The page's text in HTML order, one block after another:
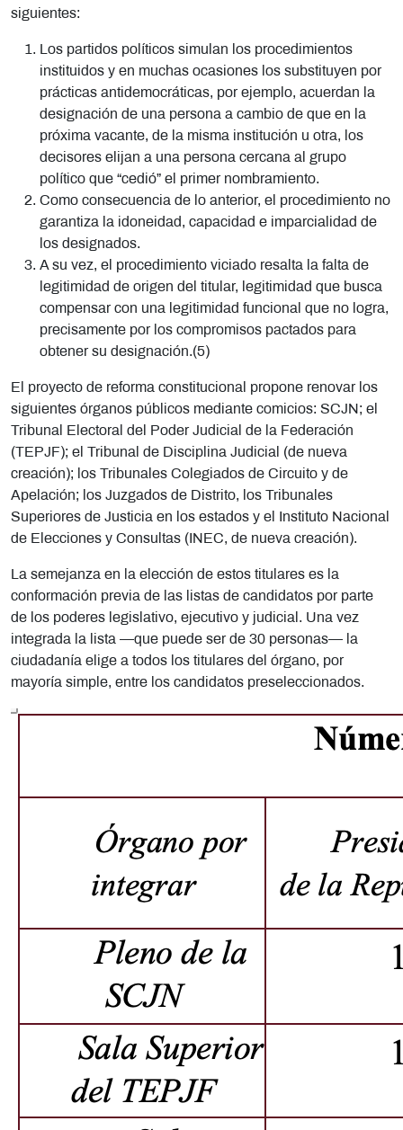
siguientes:
Los partidos políticos simulan los procedimientos
instituidos y en muchas ocasiones los substituyen por
prácticas antidemocráticas, por ejemplo, acuerdan la
designación de una persona a cambio de que en la
próxima vacante, de la misma institución u otra, los
decisores elijan a una persona cercana al grupo
político que “cedió” el primer nombramiento.
Como consecuencia de lo anterior, el procedimiento no
garantiza la idoneidad, capacidad e imparcialidad de
los designados.
A su vez, el procedimiento viciado resalta la falta de
legitimidad de origen del titular, legitimidad que busca
compensar con una legitimidad funcional que no logra,
precisamente por los compromisos pactados para
obtener su designación.(5)
El proyecto de reforma constitucional propone renovar los
siguientes órganos públicos mediante comicios: SCJN; el
Tribunal Electoral del Poder Judicial de la Federación
(TEPJF); el Tribunal de Disciplina Judicial (de nueva
creación); los Tribunales Colegiados de Circuito y de
Apelación; los Juzgados de Distrito, los Tribunales
Superiores de Justicia en los estados y el Instituto Nacional
de Elecciones y Consultas (INEC, de nueva creación).
La semejanza en la elección de estos titulares es la
conformación previa de las listas de candidatos por parte
de los poderes legislativo, ejecutivo y judicial. Una vez
integrada la lista —que puede ser de 30 personas— la
ciudadanía elige a todos los titulares del órgano, por
mayoría simple, entre los candidatos preseleccionados.